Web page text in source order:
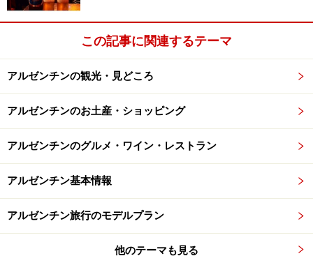
先述の通り、ブエノスアイレスはホテルの数が多いの
で、その日の宿に困ることはありません。ただ、やはり
目当てのホテルがあるようだったら、必ず事前に予約し
ておきましょう。
予約方法はいろんなやり方がありますが、メールが一番
確実かもしれません。アルゼンチンは、基本的に公用語
わります。ぜひ直接メールで予約や問い合わせを。その
際に、必ず部屋のグレードや、朝食の有無、料金の確認
などは怠らないように。特に、高級ホテルの料金に関し
ては、21％の税金が別にかかってくることが多いので、
税込み金額を聞いておくようにしましょう。
この記事に関連するテーマ
アルゼンチンの観光・見どころ
アルゼンチンのお土産・ショッピング
アルゼンチンのグルメ・ワイン・レストラン
アルゼンチン基本情報
アルゼンチン旅行のモデルプラン
他のテーマも見る